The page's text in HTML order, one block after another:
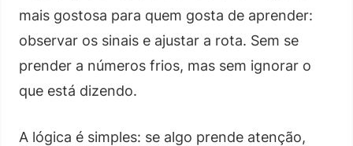
mais gostosa para quem gosta de aprender:
observar os sinais e ajustar a rota. Sem se
prender a números frios, mas sem ignorar o
que está dizendo.
A lógica é simples: se algo prende atenção,